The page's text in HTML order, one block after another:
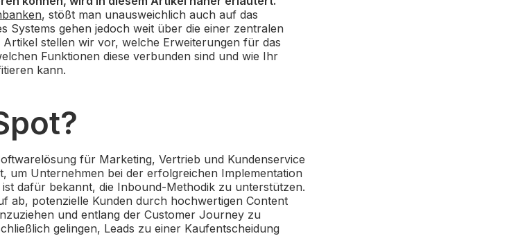
, stößt man unausweichlich auch auf das
Systems gehen jedoch weit über die einer zentralen
Artikel stellen wir vor, welche Erweiterungen für das
Funktionen diese verbunden sind und wie Ihr
kann.
für Marketing, Vertrieb und Kundenservice
um Unternehmen bei der erfolgreichen Implementation
dafür bekannt, die Inbound-Methodik zu unterstützen.
ab, potenzielle Kunden durch hochwertigen Content
und entlang der Customer Journey zu
gelingen, Leads zu einer Kaufentscheidung